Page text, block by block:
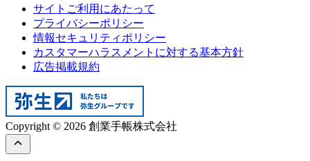
サイトご利用にあたって
プライバシーポリシー
情報セキュリティポリシー
カスタマーハラスメントに対する基本方針
広告掲載規約
Copyright © 2026 創業手帳株式会社